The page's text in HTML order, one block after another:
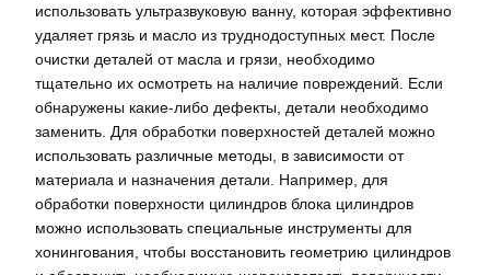
использовать ультразвуковую ванну, которая эффективно
удаляет грязь и масло из труднодоступных мест. После
очистки деталей от масла и грязи, необходимо
тщательно их осмотреть на наличие повреждений. Если
обнаружены какие-либо дефекты, детали необходимо
заменить. Для обработки поверхностей деталей можно
использовать различные методы, в зависимости от
материала и назначения детали. Например, для
обработки поверхности цилиндров блока цилиндров
можно использовать специальные инструменты для
хонингования, чтобы восстановить геометрию цилиндров